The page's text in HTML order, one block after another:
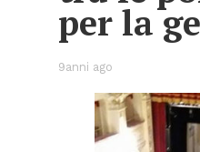
per la
9anni ago